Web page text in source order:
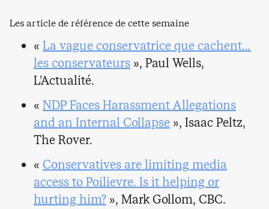
Les article de référence de cette semaine
« La vague conservatrice que cachent…
les conservateurs », Paul Wells,
L’Actualité.
« NDP Faces Harassment Allegations
and an Internal Collapse », Isaac Peltz,
The Rover.
« Conservatives are limiting media
access to Poilievre. Is it helping or
hurting him? », Mark Gollom, CBC.